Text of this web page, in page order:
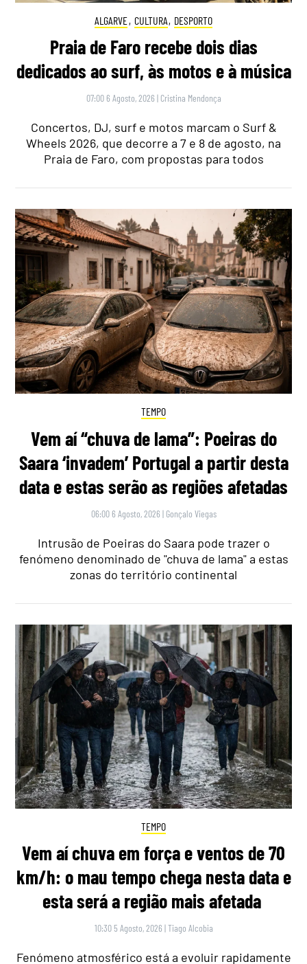
ALGARVE, CULTURA, DESPORTO
Praia de Faro recebe dois dias
dedicados ao surf, às motos e à música
07:00 6 Agosto, 2026 | Cristina Mendonça
Concertos, DJ, surf e motos marcam o Surf &
Wheels 2026, que decorre a 7 e 8 de agosto, na
Praia de Faro, com propostas para todos
TEMPO
Vem aí “chuva de lama”: Poeiras do
Saara ‘invadem’ Portugal a partir desta
data e estas serão as regiões afetadas
06:00 6 Agosto, 2026 | Gonçalo Viegas
Intrusão de Poeiras do Saara pode trazer o
fenómeno denominado de "chuva de lama" a estas
zonas do território continental
TEMPO
Vem aí chuva em força e ventos de 70
km/h: o mau tempo chega nesta data e
esta será a região mais afetada
10:30 5 Agosto, 2026 |Tiago Alcobia
Fenómeno atmosférico está a evoluir rapidamente